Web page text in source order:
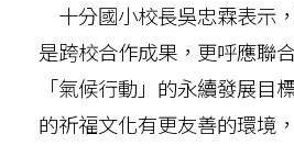
十分國小校長吳忠霖表示
是跨校合作成果，更呼應聯
「氣候行動」的永續發展目
的祈福文化有更友善的環境